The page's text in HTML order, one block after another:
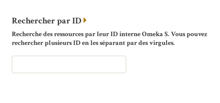
Rechercher par ID
Recherche des ressources par leur ID interne Omeka S. Vous pouvez
rechercher plusieurs ID en les séparant par des virgules.